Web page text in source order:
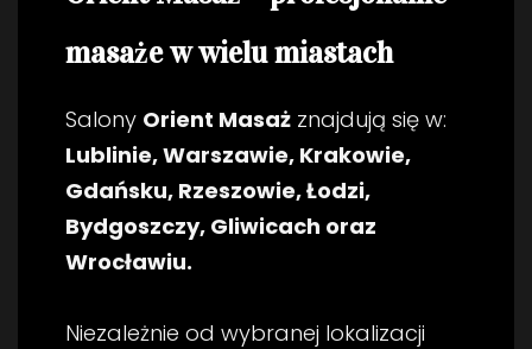
masaże w wielu miastach
Salony Orient Masaż znajdują się w:
Lublinie, Warszawie, Krakowie,
Gdańsku, Rzeszowie, Łodzi,
Bydgoszczy, Gliwicach oraz
Wrocławiu.
Niezależnie od wybranej lokalizacji